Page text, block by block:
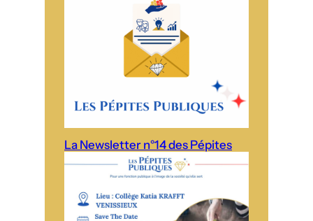
La Newsletter n°14 des Pépites